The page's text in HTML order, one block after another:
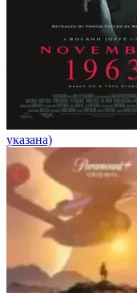
указана)